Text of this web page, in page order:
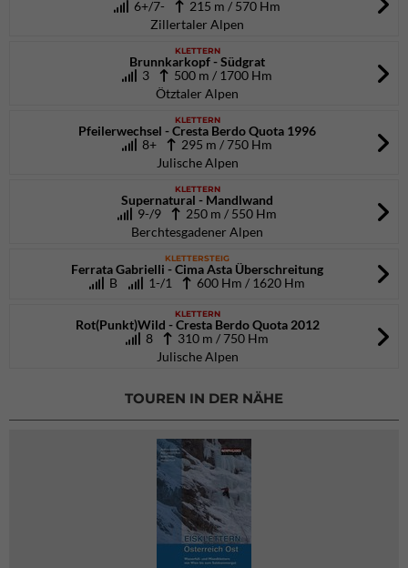
6+/7-
215 m / 570 Hm
Zillertaler Alpen
KLETTERN
Brunnkarkopf - Südgrat
3
500 m / 1700 Hm
Ötztaler Alpen
KLETTERN
Pfeilerwechsel - Cresta Berdo Quota 1996
8+
295 m / 750 Hm
Julische Alpen
KLETTERN
Supernatural - Mandlwand
9-/9
250 m / 550 Hm
Berchtesgadener Alpen
KLETTERSTEIG
Ferrata Gabrielli - Cima Asta Überschreitung
B
1-/1 600 Hm / 1620 Hm
KLETTERN
Rot(Punkt)Wild - Cresta Berdo Quota 2012
8
310 m / 750 Hm
Julische Alpen
TOUREN IN DER NÄHE